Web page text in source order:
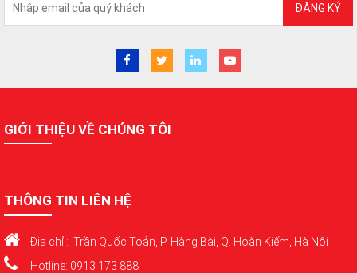
ĐĂNG KÝ
GIỚI THIỆU VỀ CHÚNG TÔI
THÔNG TIN LIÊN HỆ
Địa chỉ : Trần Quốc Toản, P. Hàng Bài, Q. Hoàn Kiếm, Hà Nội
Hotline: 0913 173 888